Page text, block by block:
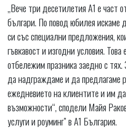
„Вече три десетилетия A1 е част
българи. По повод юбилея искаме
си със специални предложения,
гъвкавост и изгодни условия.
отбележим празника заедно с
да надграждаме и да предлагаме
ежедневието на клиентите и им
възможности“, сподели Майя
услуги и роуминг” в A1 България.